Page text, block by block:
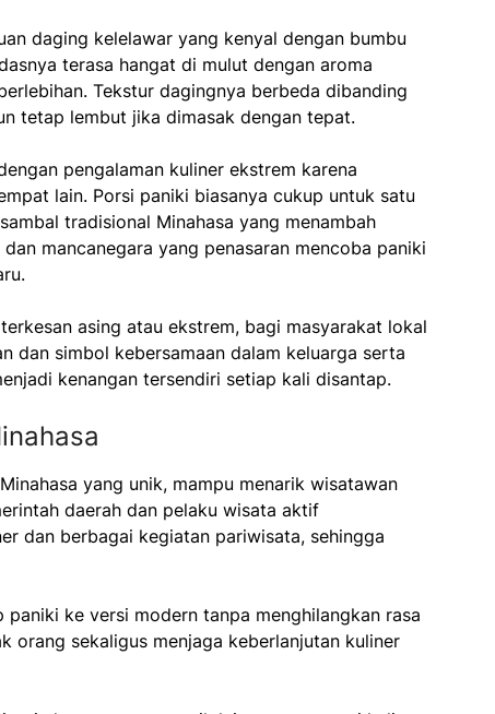
daging kelelawar yang kenyal dengan bumbu
terasa hangat di mulut dengan aroma
Tekstur dagingnya berbeda dibanding
tetap lembut jika dimasak dengan tepat.
pengalaman kuliner ekstrem karena
lain. Porsi paniki biasanya cukup untuk satu
tradisional Minahasa yang menambah
mancanegara yang penasaran mencoba paniki
asing atau ekstrem, bagi masyarakat lokal
dan simbol kebersamaan dalam keluarga serta
kenangan tersendiri setiap kali disantap.
yang unik, mampu menarik wisatawan
daerah dan pelaku wisata aktif
dan berbagai kegiatan pariwisata, sehingga
ke versi modern tanpa menghilangkan rasa
orang sekaligus menjaga keberlanjutan kuliner